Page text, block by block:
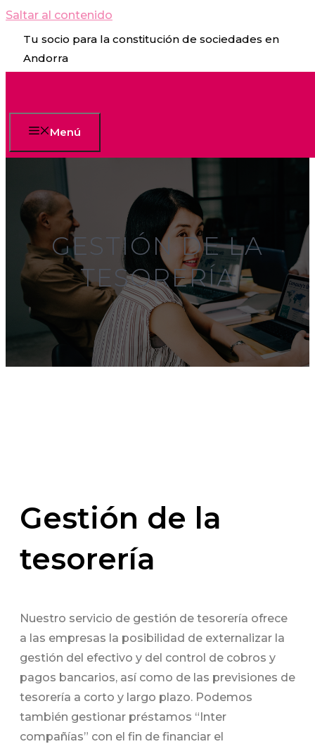
Saltar al contenido
Tu socio para la constitución de sociedades en
Andorra
Menú
GESTIÓN DE LA
TESORERÍA
Gestión de la
tesorería
Nuestro servicio de gestión de tesorería ofrece
a las empresas la posibilidad de externalizar la
gestión del efectivo y del control de cobros y
pagos bancarios, así como de las previsiones de
tesorería a corto y largo plazo. Podemos
también gestionar préstamos “Inter
compañías” con el fin de financiar el